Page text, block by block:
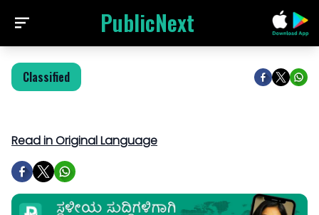
PublicNext
Classified
Read in Original Language